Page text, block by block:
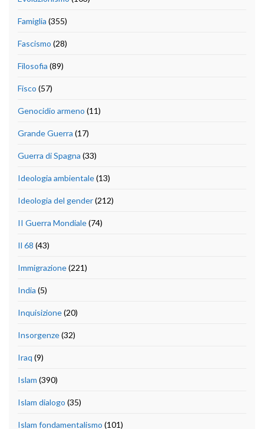
Famiglia (355)
Fascismo (28)
Filosofia (89)
Fisco (57)
Genocidio armeno (11)
Grande Guerra (17)
Guerra di Spagna (33)
Ideologia ambientale(13)
Ideologia del gender(212)
II Guerra Mondiale(74)
Il 68 (43)
Immigrazione(221)
India (5)
Inquisizione(20)
Insorgenze(32)
Iraq (9)
Islam (390)
Islam dialogo (35)
Islam fondamentalismo (101)